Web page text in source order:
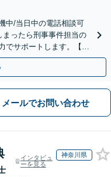
中/当日中の電話相談可
ったら刑事事件担当の
でサポートします。【毎
メールでお問い合わせ
インタビュ
ーを見る
神奈川県